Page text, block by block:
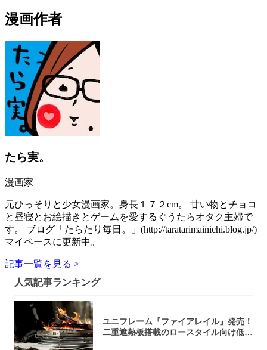
漫画作者
たら実。
漫画家
元ひっそりと少女漫画家。身長１７２cm。 甘い物とチョコ
と昼寝とお絵描きとゲームを愛するぐうたらオタク主婦で
す。 ブログ「たらたり毎日。」(http://taratarimainichi.blog.jp/)
マイペースに更新中。
記事一覧を見る >
人気記事ランキング
ユニフレーム『ファイアレイル』発売！
二重遮熱板搭載のロースタイル向け低型